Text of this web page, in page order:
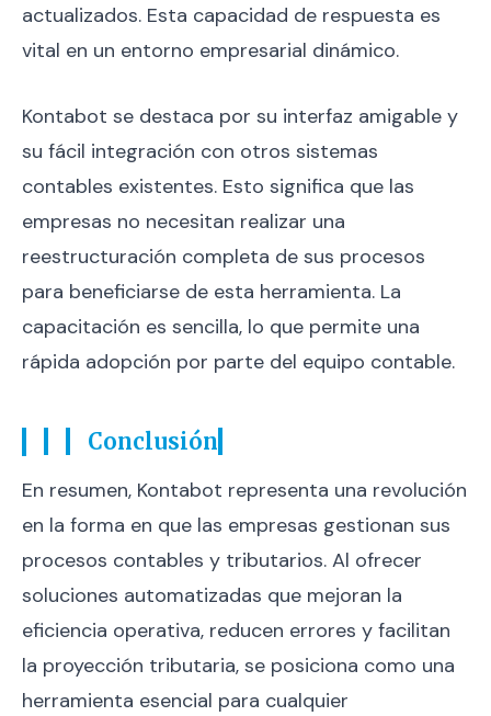
actualizados. Esta capacidad de respuesta es
vital en un entorno empresarial dinámico.
Kontabot se destaca por su interfaz amigable y
su fácil integración con otros sistemas
contables existentes. Esto significa que las
empresas no necesitan realizar una
reestructuración completa de sus procesos
para beneficiarse de esta herramienta. La
capacitación es sencilla, lo que permite una
rápida adopción por parte del equipo contable.
Conclusión
En resumen, Kontabot representa una revolución
en la forma en que las empresas gestionan sus
procesos contables y tributarios. Al ofrecer
soluciones automatizadas que mejoran la
eficiencia operativa, reducen errores y facilitan
la proyección tributaria, se posiciona como una
herramienta esencial para cualquier